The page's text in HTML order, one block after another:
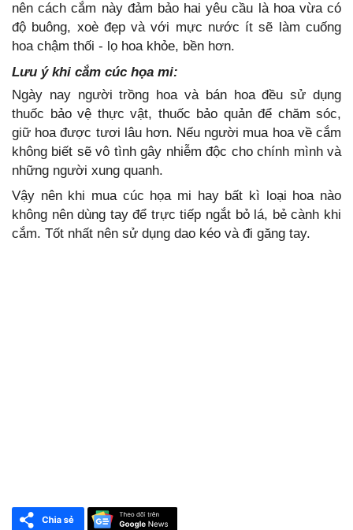
nên cách cắm này đảm bảo hai yêu cầu là hoa vừa có
độ buông, xoè đẹp và với mực nước ít sẽ làm cuống
hoa chậm thối - lọ hoa khỏe, bền hơn.
Lưu ý khi cắm cúc họa mi:
Ngày nay người trồng hoa và bán hoa đều sử dụng
thuốc bảo vệ thực vật, thuốc bảo quản để chăm sóc,
giữ hoa được tươi lâu hơn. Nếu người mua hoa về cắm
không biết sẽ vô tình gây nhiễm độc cho chính mình và
những người xung quanh.
Vậy nên khi mua cúc họa mi hay bất kì loại hoa nào
không nên dùng tay để trực tiếp ngắt bỏ lá, bẻ cành khi
cắm. Tốt nhất nên sử dụng dao kéo và đi găng tay.